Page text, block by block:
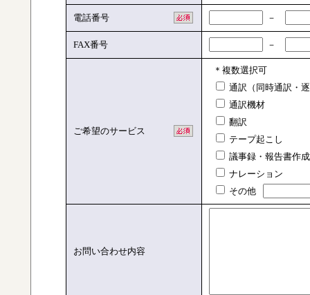
電話番号 －
FAX番号 －
ご希望のサービス
＊複数選択可
通訳（同時通訳・
通訳機材
翻訳
テープ起こし
議事録・報告書作成
ナレーション
その他
お問い合わせ内容